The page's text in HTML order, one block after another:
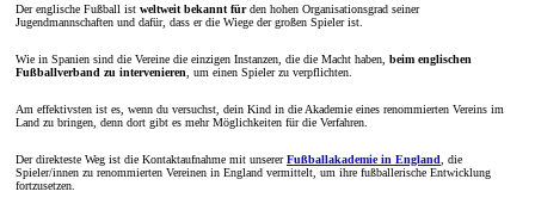
Der englische Fußball ist weltweit bekannt fürden hohen Organisationsgrad seiner
Jugendmannschaften und dafür, dass er die Wiege der großen Spieler ist.
Wie in Spanien sind die Vereine die einzigen Instanzen, die die Macht haben, beim englischen
Fußballverband zu intervenieren, um einen Spieler zu verpflichten.
Am effektivsten ist es, wenn du versuchst, dein Kind in die Akademie eines renommierten Vereins im
Land zu bringen, denn dort gibt es mehr Möglichkeiten für die Verfahren.
Der direkteste Weg ist die Kontaktaufnahme mit unsererFußballakademie in England, die
Spieler/innen zu renommierten Vereinen in England vermittelt, um ihre fußballerische Entwicklung
fortzusetzen.